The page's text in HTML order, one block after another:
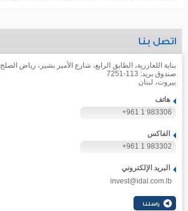
اتصل بنا
بناية اللعازرية، الطابق الرابع، شارع الأمير بشير، رياض الصلح
صندوق بريد: 113-7251
بيروت، لبنان
هاتف
+961 1 983306
الفاكس
+961 1 983302
البريد الإلكتروني
invest@idal.com.lb